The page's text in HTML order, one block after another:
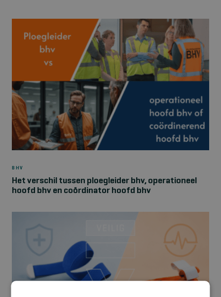
BHV
Het verschil tussen ploegleider bhv, operationeel
hoofd bhv en coördinator hoofd bhv